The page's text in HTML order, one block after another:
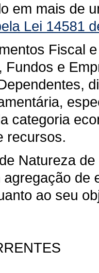
em mais de
Lei 14581
Fiscal
Fundos e
categoria
recursos.
Natureza
de
ao seu